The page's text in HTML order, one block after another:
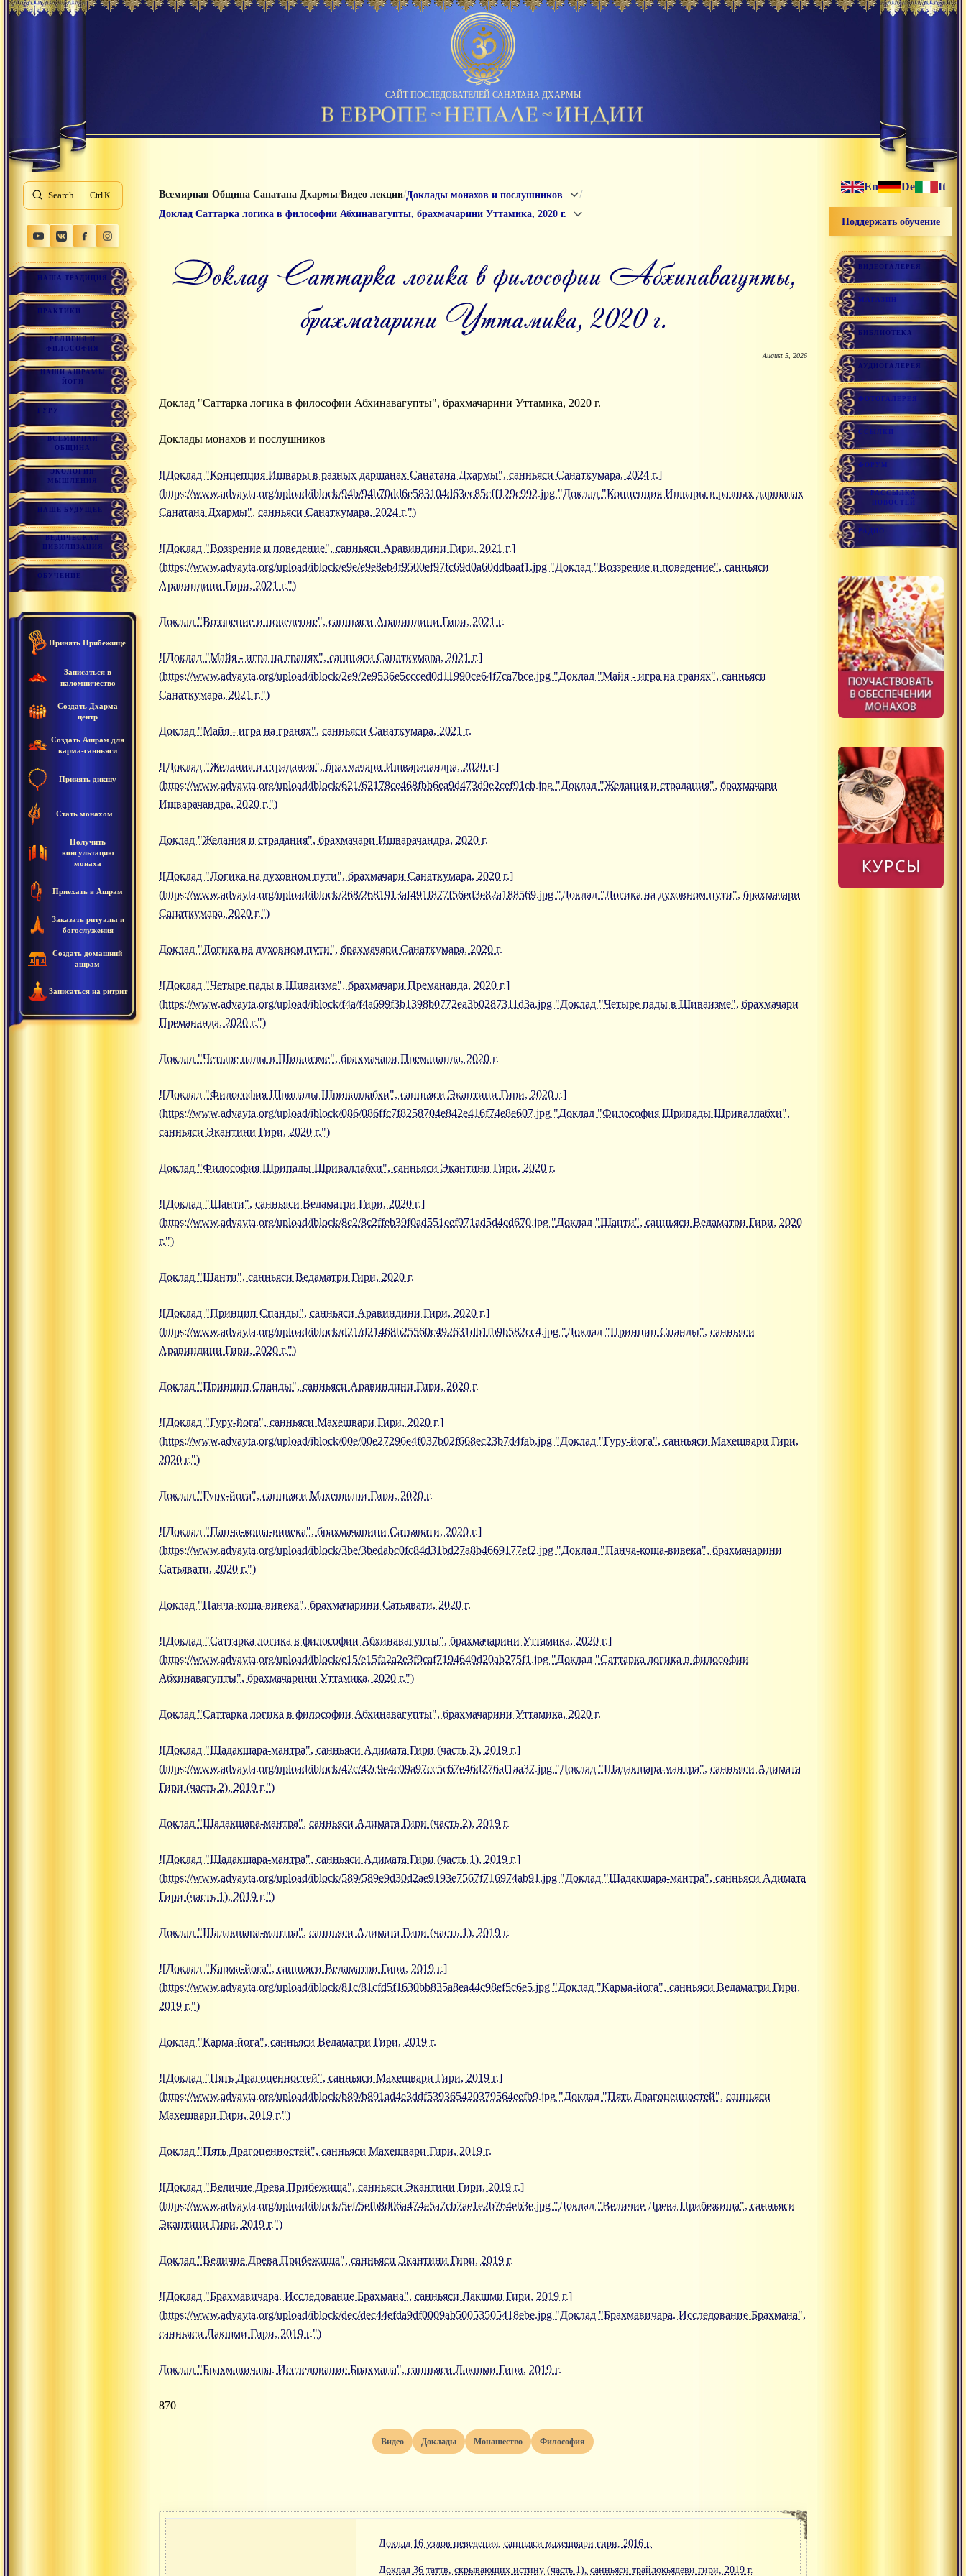
САЙТ ПОСЛЕДОВАТЕЛЕЙ САНАТАНА ДХАРМЫ
Search K
НАША ТРАДИЦИЯ
ПРАКТИКИ
РЕЛИГИЯ И
ФИЛОСОФИЯ
НАШИ АШРАМЫ
ЙОГИ
ГУРУ
ВСЕМИРНАЯ
ОБЩИНА
ЭКОЛОГИЯ
МЫШЛЕНИЯ
НАШЕ БУДУЩЕЕ
ВЕДИЧЕСКАЯ
ЦИВИЛИЗАЦИЯ
ОБУЧЕНИЕ
Принять Прибежище
Записаться в
паломничество
Создать Дхарма
центр
Создать Ашрам для
карма-санньяси
Принять дикшу
Стать монахом
Получить
консультацию
монаха
Приехать в Ашрам
Заказать ритуалы и
богослужения
Создать домашний
ашрам
Записаться на ритрит
Всемирная Община Санатана Дхармы/Видео лекции/Доклады монахов и послушников /
Доклад Саттарка логика в философии Абхинавагупты, брахмачарини Уттамика, 2020 г.
Доклад Саттарка логика в философии Абхинавагупты,
брахмачарини Уттамика, 2020 г.
August 5, 2026
Доклад "Саттарка логика в философии Абхинавагупты", брахмачарини Уттамика, 2020 г.
Доклады монахов и послушников
![Доклад "Концепция Ишвары в разных даршанах Санатана Дхармы", санньяси Санаткумара, 2024 г.]
(https://www.advayta.org/upload/iblock/94b/94b70dd6e583104d63ec85cff129c992.jpg "Доклад "Концепция Ишвары в разных даршанах
Санатана Дхармы", санньяси Санаткумара, 2024 г.")
![Доклад "Воззрение и поведение", санньяси Аравиндини Гири, 2021 г.]
(https://www.advayta.org/upload/iblock/e9e/e9e8eb4f9500ef97fc69d0a60ddbaaf1.jpg "Доклад "Воззрение и поведение", санньяси
Аравиндини Гири, 2021 г.")
Доклад "Воззрение и поведение", санньяси Аравиндини Гири, 2021 г.
![Доклад "Майя - игра на гранях", санньяси Санаткумара, 2021 г.]
(https://www.advayta.org/upload/iblock/2e9/2e9536e5ccced0d11990ce64f7ca7bce.jpg "Доклад "Майя - игра на гранях", санньяси
Санаткумара, 2021 г.")
Доклад "Майя - игра на гранях", санньяси Санаткумара, 2021 г.
![Доклад "Желания и страдания", брахмачари Ишварачандра, 2020 г.]
(https://www.advayta.org/upload/iblock/621/62178ce468fbb6ea9d473d9e2cef91cb.jpg "Доклад "Желания и страдания", брахмачари
Ишварачандра, 2020 г.")
Доклад "Желания и страдания", брахмачари Ишварачандра, 2020 г.
![Доклад "Логика на духовном пути", брахмачари Санаткумара, 2020 г.]
(https://www.advayta.org/upload/iblock/268/2681913af491f877f56ed3e82a188569.jpg "Доклад "Логика на духовном пути", брахмачари
Санаткумара, 2020 г.")
Доклад "Логика на духовном пути", брахмачари Санаткумара, 2020 г.
![Доклад "Четыре пады в Шиваизме", брахмачари Премананда, 2020 г.]
(https://www.advayta.org/upload/iblock/f4a/f4a699f3b1398b0772ea3b0287311d3a.jpg "Доклад "Четыре пады в Шиваизме", брахмачари
Премананда, 2020 г.")
Доклад "Четыре пады в Шиваизме", брахмачари Премананда, 2020 г.
![Доклад "Философия Шрипады Шриваллабхи", санньяси Экантини Гири, 2020 г.]
(https://www.advayta.org/upload/iblock/086/086ffc7f8258704e842e416f74e8e607.jpg "Доклад "Философия Шрипады Шриваллабхи",
санньяси Экантини Гири, 2020 г.")
Доклад "Философия Шрипады Шриваллабхи", санньяси Экантини Гири, 2020 г.
![Доклад "Шанти", санньяси Ведаматри Гири, 2020 г.]
(https://www.advayta.org/upload/iblock/8c2/8c2ffeb39f0ad551eef971ad5d4cd670.jpg "Доклад "Шанти", санньяси Ведаматри Гири, 2020
г.")
Доклад "Шанти", санньяси Ведаматри Гири, 2020 г.
![Доклад "Принцип Спанды", санньяси Аравиндини Гири, 2020 г.]
(https://www.advayta.org/upload/iblock/d21/d21468b25560c492631db1fb9b582cc4.jpg "Доклад "Принцип Спанды", санньяси
Аравиндини Гири, 2020 г.")
Доклад "Принцип Спанды", санньяси Аравиндини Гири, 2020 г.
![Доклад "Гуру-йога", санньяси Махешвари Гири, 2020 г.]
(https://www.advayta.org/upload/iblock/00e/00e27296e4f037b02f668ec23b7d4fab.jpg "Доклад "Гуру-йога", санньяси Махешвари Гири,
2020 г.")
Доклад "Гуру-йога", санньяси Махешвари Гири, 2020 г.
![Доклад "Панча-коша-вивека", брахмачарини Сатьявати, 2020 г.]
(https://www.advayta.org/upload/iblock/3be/3bedabc0fc84d31bd27a8b4669177ef2.jpg "Доклад "Панча-коша-вивека", брахмачарини
Сатьявати, 2020 г.")
Доклад "Панча-коша-вивека", брахмачарини Сатьявати, 2020 г.
![Доклад "Саттарка логика в философии Абхинавагупты", брахмачарини Уттамика, 2020 г.]
(https://www.advayta.org/upload/iblock/e15/e15fa2a2e3f9caf7194649d20ab275f1.jpg "Доклад "Саттарка логика в философии
Абхинавагупты", брахмачарини Уттамика, 2020 г.")
Доклад "Саттарка логика в философии Абхинавагупты", брахмачарини Уттамика, 2020 г.
![Доклад "Шадакшара-мантра", санньяси Адимата Гири (часть 2), 2019 г.]
(https://www.advayta.org/upload/iblock/42c/42c9e4c09a97cc5c67e46d276af1aa37.jpg "Доклад "Шадакшара-мантра", санньяси Адимата
Гири (часть 2), 2019 г.")
Доклад "Шадакшара-мантра", санньяси Адимата Гири (часть 2), 2019 г.
![Доклад "Шадакшара-мантра", санньяси Адимата Гири (часть 1), 2019 г.]
(https://www.advayta.org/upload/iblock/589/589e9d30d2ae9193e7567f716974ab91.jpg "Доклад "Шадакшара-мантра", санньяси Адимата
Гири (часть 1), 2019 г.")
Доклад "Шадакшара-мантра", санньяси Адимата Гири (часть 1), 2019 г.
![Доклад "Карма-йога", санньяси Ведаматри Гири, 2019 г.]
(https://www.advayta.org/upload/iblock/81c/81cfd5f1630bb835a8ea44c98ef5c6e5.jpg "Доклад "Карма-йога", санньяси Ведаматри Гири,
2019 г.")
Доклад "Карма-йога", санньяси Ведаматри Гири, 2019 г.
![Доклад "Пять Драгоценностей", санньяси Махешвари Гири, 2019 г.]
(https://www.advayta.org/upload/iblock/b89/b891ad4e3ddf539365420379564eefb9.jpg "Доклад "Пять Драгоценностей", санньяси
Махешвари Гири, 2019 г.")
Доклад "Пять Драгоценностей", санньяси Махешвари Гири, 2019 г.
![Доклад "Величие Древа Прибежища", санньяси Экантини Гири, 2019 г.]
(https://www.advayta.org/upload/iblock/5ef/5efb8d06a474e5a7cb7ae1e2b764eb3e.jpg "Доклад "Величие Древа Прибежища", санньяси
Экантини Гири, 2019 г.")
Доклад "Величие Древа Прибежища", санньяси Экантини Гири, 2019 г.
![Доклад "Брахмавичара. Исследование Брахмана", санньяси Лакшми Гири, 2019 г.]
(https://www.advayta.org/upload/iblock/dec/dec44efda9df0009ab50053505418ebe.jpg "Доклад "Брахмавичара. Исследование Брахмана",
санньяси Лакшми Гири, 2019 г.")
Доклад "Брахмавичара. Исследование Брахмана", санньяси Лакшми Гири, 2019 г.
870
Видео Доклады Монашество Философия
Доклад 16 узлов неведения, санньяси махешвари гири, 2016 г.
Доклад 36 таттв, скрывающих истину (часть 1), санньяси трайлокьядеви гири, 2019 г.
En De It
Поддержать обучение
ВИДЕОГАЛЕРЕЯ
МАГАЗИН
БИБЛИОТЕКА
АУДИОГАЛЕРЕЯ
ФОТОГАЛЕРЕЯ
ССЫЛКИ
ФОРУМ
РАССЫЛКА
НОВОСТЕЙ
РАДИО